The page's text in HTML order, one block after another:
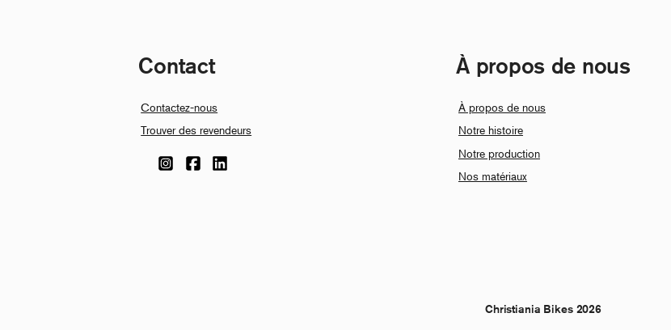
Contact
Contactez-nous
Trouver des revendeurs
À propos de nous
À propos de nous
Notre histoire
Notre production
Nos matériaux
Christiania Bikes 2026